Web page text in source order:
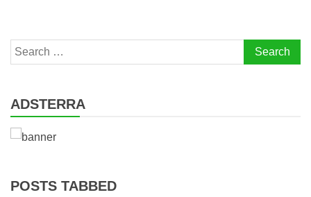
Search
for:
ADSTERRA
POSTS TABBED